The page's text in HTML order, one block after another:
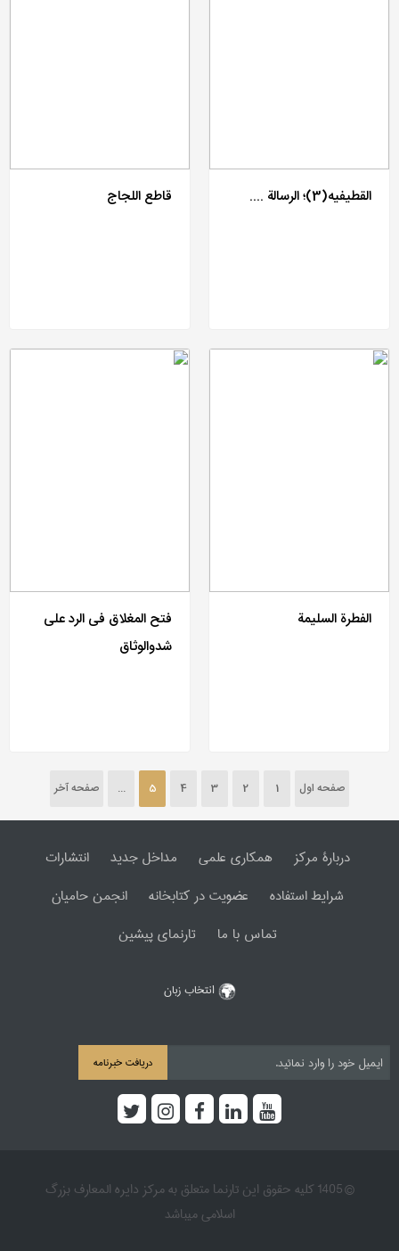
القطیفیه(3)؛ الرسالة .... قاطع اللجاج
الفطرة السلیمة
فتح المغلاق فی الرد علی
شدوالوثاق
صفحه اول 1
2
3
4
5
... صفحه آخر
دربارۀ مرکز همکاری علمی مداخل جدید
انتشارات
شرایط استفاده
عضویت در کتابخانه
انجمن حامیان
تماس با ما
تارنمای پیشین
انتخاب زبان
دریافت خبرنامه
© 1405 کلیه حقوق این تارنما متعلق به مرکز دایره المعارف بزرگ
اسلامی میباشد